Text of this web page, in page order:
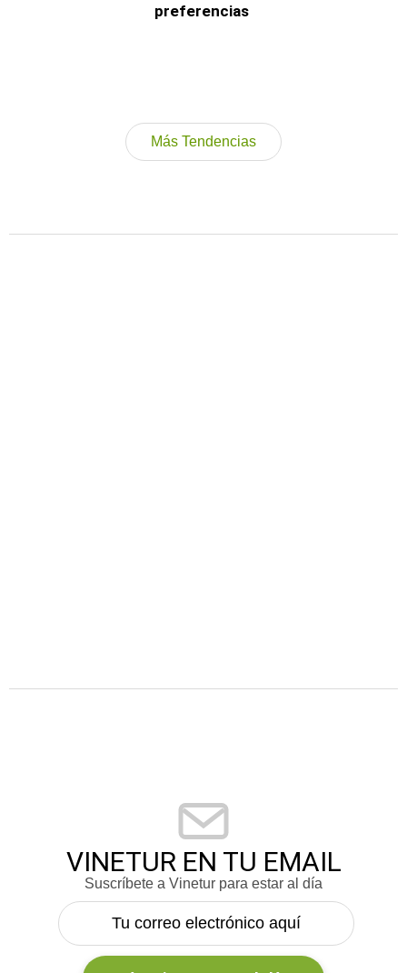
preferencias
Más Tendencias
VINETUR EN TU EMAIL
Suscríbete a Vinetur para estar al día